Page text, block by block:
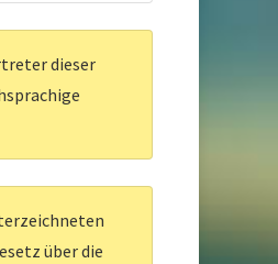
dieser
über die